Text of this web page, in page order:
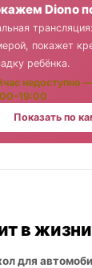
Diono
покажет
ребёнка.
недоступно
Показать по
в жизни
для